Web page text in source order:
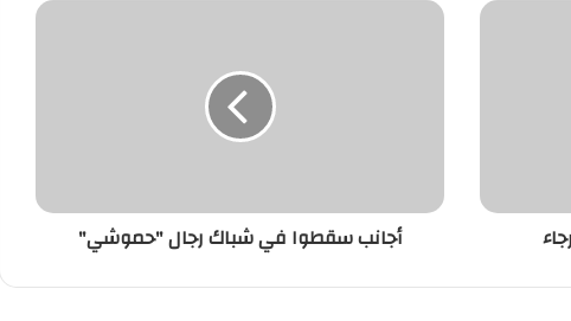
أجانب
أجانب سقطوا في شباك رجال "حموشي"